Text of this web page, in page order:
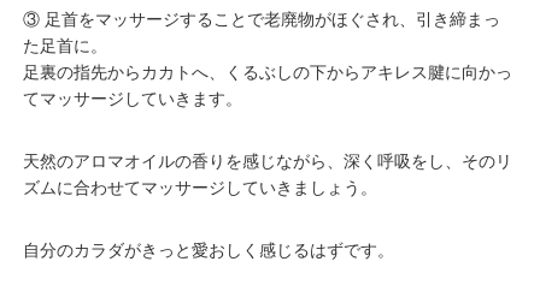
③ 足首をマッサージすることで老廃物がほぐされ、引き締まっ
た足首に。
足裏の指先からカカトへ、くるぶしの下からアキレス腱に向かっ
てマッサージしていきます。
天然のアロマオイルの香りを感じながら、深く呼吸をし、そのリ
ズムに合わせてマッサージしていきましょう。
自分のカラダがきっと愛おしく感じるはずです。